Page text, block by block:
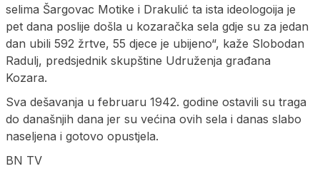
selima Šargovac Motike i Drakulić ta ista ideologoija je
pet dana poslije došla u kozaračka sela gdje su za jedan
dan ubili 592 žrtve, 55 djece je ubijeno“, kaže Slobodan
Radulj, predsjednik skupštine Udruženja građana
Kozara.
Sva dešavanja u februaru 1942. godine ostavili su traga
do današnjih dana jer su većina ovih sela i danas slabo
naseljena i gotovo opustjela.
BN TV